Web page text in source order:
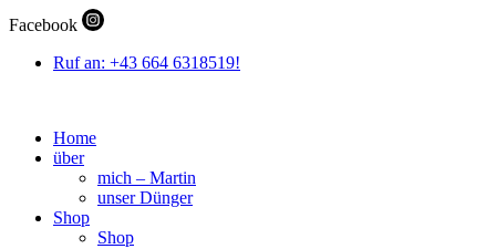
Zum
Inhalt
wechseln
Facebook
Ruf an: +43 664 6318519!
Home
über
mich – Martin
unser Dünger
Shop
Shop